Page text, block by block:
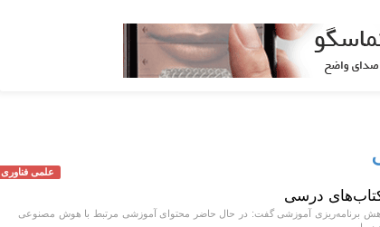
علمی فناوری
درسی
برنامه‌ریزی آموزشی گفت: در حال حاضر محتوای آموزشی مرتبط با هوش مصنوعی